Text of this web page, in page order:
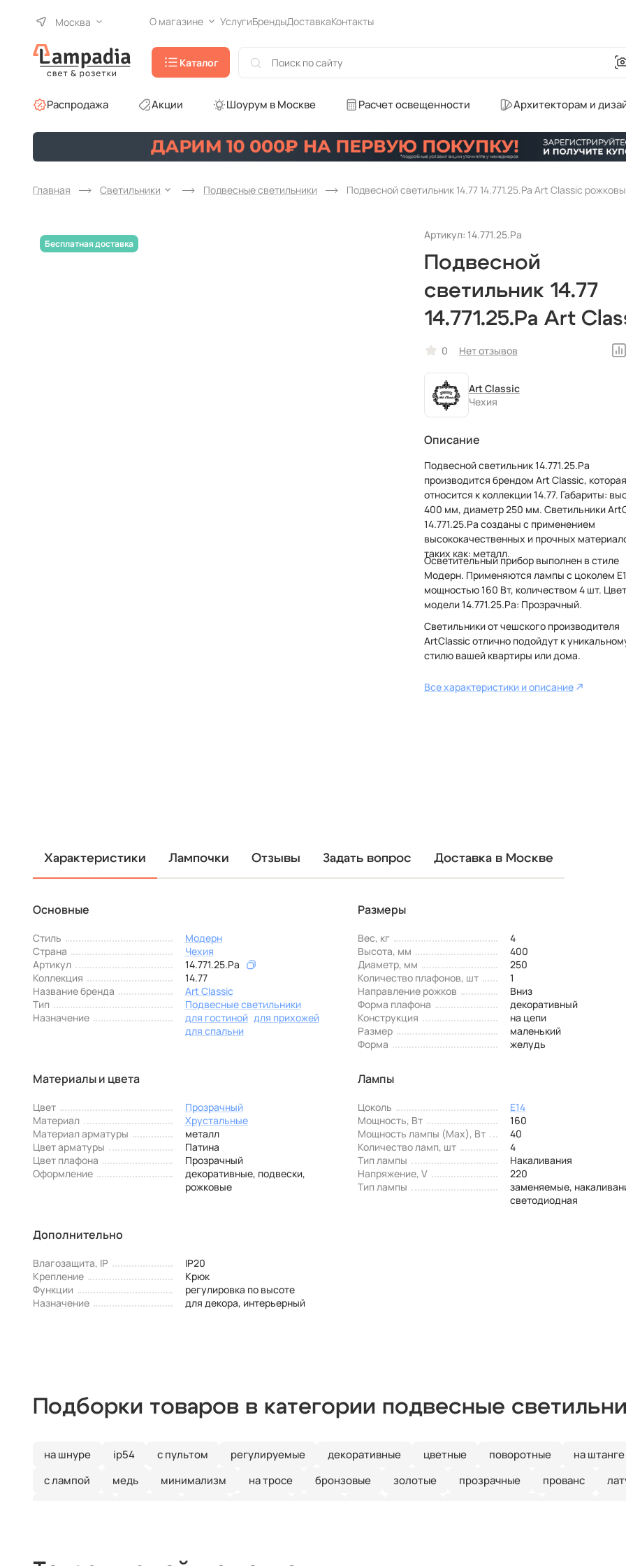
Москва О магазине УслугиБрендыДоставкаКонтакты
Каталог
Распродажа Акции Шоурум в Москве Расчет освещенности Архитекторам и
Главная Светильники Подвесные светильники Подвесной светильник 14.77 14.771.25.Pa Art Classic
Артикул: 14.771.25.Pa
Подвесной
светильник 14.77
14.771.25.Pa Art
рожковый,
0 Нет отзывов
Art Classic
Чехия
Описание
Подвесной светильник 14.771.25.Pa
производится брендом Art Classic, которая
относится к коллекции 14.77. Габариты: высота
400 мм, диаметр 250 мм. Светильники
14.771.25.Pa созданы с применением
высококачественных и прочных
таких как: металл.
Осветительный прибор выполнен в стиле
Модерн. Применяются лампы с цоколем
мощностью 160 Вт, количеством 4 шт. Цвет
модели 14.771.25.Pa: Прозрачный.
Светильники от чешского производителя
ArtClassic отлично подойдут к
стилю вашей квартиры или дома.
Все характеристики и описание
Характеристики Лампочки Отзывы Задать вопрос Доставка в Москве
Основные
Стиль
Модерн
Страна
Чехия
Артикул
14.771.25.Pa
Коллекция
14.77
Название бренда
Art Classic
Тип
Подвесные светильники
Назначение
для гостиной для прихожей
для спальни
Размеры
Вес, кг
4
Высота, мм
400
Диаметр, мм
250
Количество плафонов, шт
1
Направление рожков
Вниз
Форма плафона
декоративный
Конструкция
на цепи
Размер
маленький
Форма
желудь
Материалы и цвета
Цвет
Прозрачный
Материал
Хрустальные
Материал арматуры
металл
Цвет арматуры
Патина
Цвет плафона
Прозрачный
Оформление
декоративные, подвески,
рожковые
Лампы
Цоколь
E14
Мощность, Вт
160
Мощность лампы (Max), Вт
40
Количество ламп, шт
4
Тип лампы
Накаливания
Напряжение, V
220
Тип лампы
заменяемые,
светодиодная
Дополнительно
Влагозащита, IP
IP20
Крепление
Крюк
Функции
регулировка по высоте
Назначение
для декора, интерьерный
Подборки товаров в категории подвесные
на шнуре ip54 с пультом регулируемые декоративные цветные поворотные
на штанге
с лампой
медь минимализм на тросе бронзовые золотые прозрачные прованс
деревянные